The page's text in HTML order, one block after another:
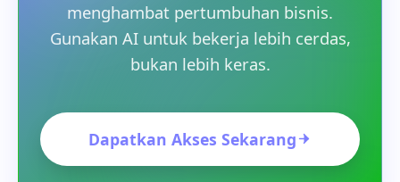
menghambat pertumbuhan bisnis.
Gunakan AI untuk bekerja lebih cerdas,
bukan lebih keras.
Dapatkan Akses Sekarang